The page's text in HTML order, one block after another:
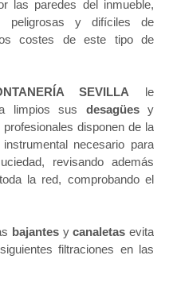
las paredes del inmueble,
peligrosas y difíciles de
costes de este tipo de
SEVILLA le
limpios sus desagüesy
disponen de la
necesario para
revisando además
la red, comprobando el
bajantesycanaletas evita
filtraciones en las